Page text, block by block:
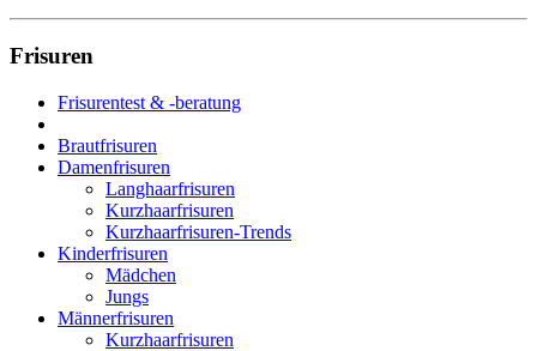
Frisuren
Frisurentest & -beratung
Brautfrisuren
Damenfrisuren
Langhaarfrisuren
Kurzhaarfrisuren
Kurzhaarfrisuren-Trends
Kinderfrisuren
Mädchen
Jungs
Männerfrisuren
Kurzhaarfrisuren